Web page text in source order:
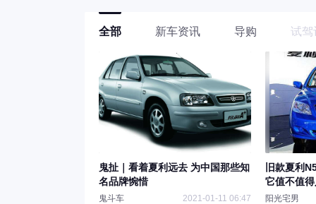
全部 新车资讯 导购 试驾
鬼扯｜看着夏利远去 为中国那些知
名品牌惋惜
鬼斗车 2021-01-11 06:47
旧款夏利
它值不值
阳光宅男